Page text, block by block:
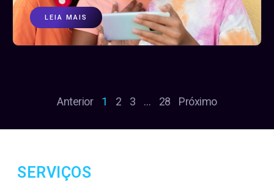
LEIA MAIS
Anterior 1 2 3 … 28 Próximo
SERVIÇOS